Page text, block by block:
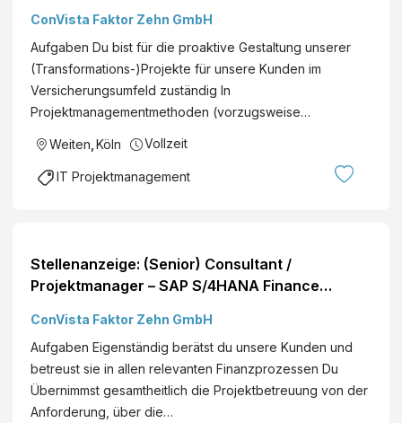
ConVista Faktor Zehn GmbH
Aufgaben Du bist für die proaktive Gestaltung unserer
(Transformations-)Projekte für unsere Kunden im
Versicherungsumfeld zuständig In
Projektmanagementmethoden (vorzugsweise…
Weiten Köln Vollzeit
IT Projektmanagement
Stellenanzeige: (Senior) Consultant /
Projektmanager – SAP S/4HANA Finance
ConVista Faktor Zehn GmbH
Aufgaben Eigenständig berätst du unsere Kunden und
betreust sie in allen relevanten Finanzprozessen Du
Übernimmst gesamtheitlich die Projektbetreuung von der
Anforderung, über die…